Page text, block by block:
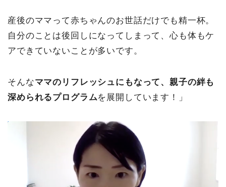
産後のママって赤ちゃんのお世話だけでも精一杯。
自分のことは後回しになってしまって、心も体もケ
アできていないことが多いです。
そんなママのリフレッシュにもなって、親子の絆も
深められるプログラムを展開しています！」